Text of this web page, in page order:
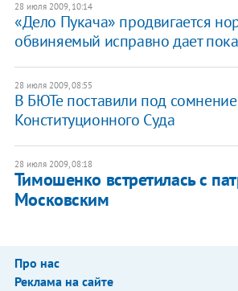
28 июля 2009, 10:14
«Дело Пукача» продвигается
обвиняемый исправно дает
28 июля 2009, 08:55
В БЮТе поставили под сомнение
Конституционного Суда
28 июля 2009, 08:18
Тимошенко встретилась с
Московским
Про нас
Реклама на сайте